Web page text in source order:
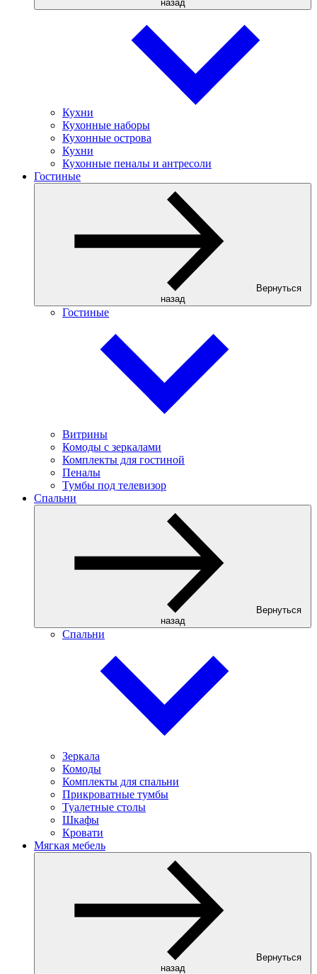
назад
Кухни
Кухонные наборы
Кухонные острова
Кухни
Кухонные пеналы и антресоли
Гостиные
Вернуться
назад
Гостиные
Витрины
Комоды с зеркалами
Комплекты для гостиной
Пеналы
Тумбы под телевизор
Спальни
Вернуться
назад
Спальни
Зеркала
Комоды
Комплекты для спальни
Прикроватные тумбы
Туалетные столы
Шкафы
Кровати
Мягкая мебель
Вернуться
назад